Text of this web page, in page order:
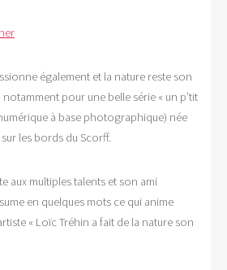
également et la nature reste son
pour une belle série « un p’tit
à base photographique) née
les bords du Scorff.
aux multiples talents et son ami
en quelques mots ce qui anime
« Loïc Tréhin a fait de la nature son